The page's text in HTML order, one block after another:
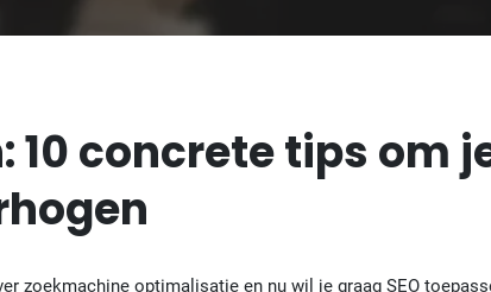
10 concrete tips om
zoekmachine optimalisatie en nu wil je graag SEO